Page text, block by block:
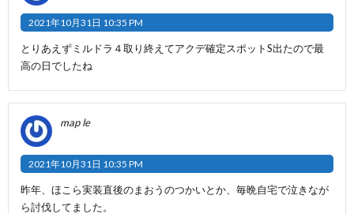
2021年10月31日 10:35 PM
とりあえずミルドラ４取り終えてアクデ確定スポットS出たので最
高の日でしたね
map le
2021年10月31日 10:35 PM
昨年、ほこら実装直後のまおうのつかいとか、毎晩自宅で泣きなが
ら討伐してました。